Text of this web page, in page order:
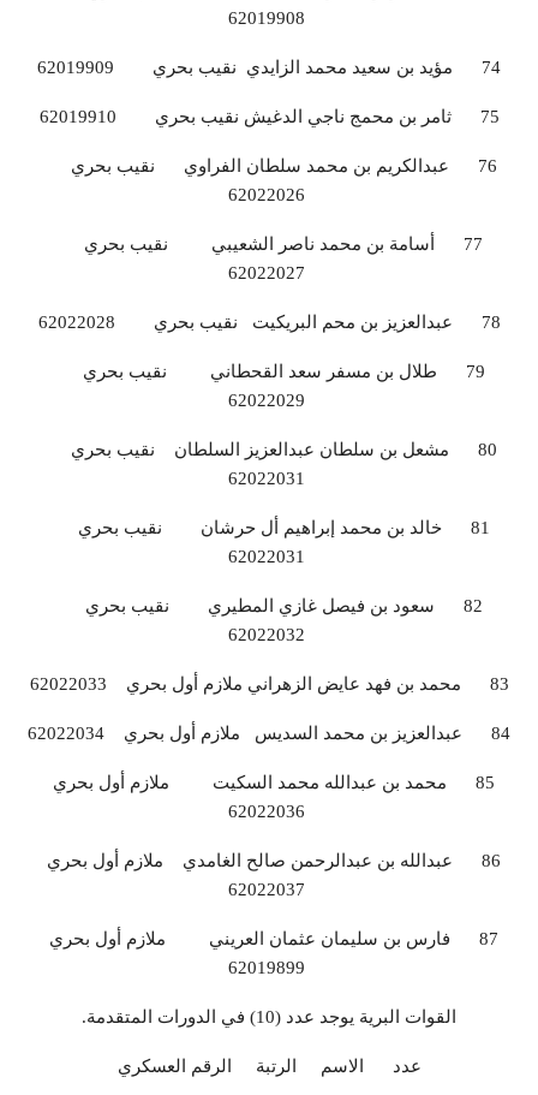
74 مؤيد بن سعيد محمد الزايدي نقيب بحري 62019909
75 ثامر بن محمج ناجي الدغيش نقيب بحري 62019910
76 عبدالكريم بن محمد سلطان الفراوي نقيب بحري
77 أسامة بن محمد ناصر الشعيبي نقيب بحري
78 عبدالعزيز بن محم البريكيت نقيب بحري 62022028
79 طلال بن مسفر سعد القحطاني نقيب بحري
80 مشعل بن سلطان عبدالعزيز السلطان نقيب بحري
81 خالد بن محمد إبراهيم أل حرشان نقيب بحري
82 سعود بن فيصل غازي المطيري نقيب بحري
83 محمد بن فهد عايض الزهراني ملازم أول بحري 62022033
84 عبدالعزيز بن محمد السديس ملازم أول بحري 62022034
85 محمد بن عبدالله محمد السكيت ملازم أول بحري
86 عبدالله بن عبدالرحمن صالح الغامدي ملازم أول بحري
87 فارس بن سليمان عثمان العريني ملازم أول بحري
القوات البرية يوجد عدد (10) في الدورات المتقدمة.
عدد الاسم الرتبة الرقم العسكري